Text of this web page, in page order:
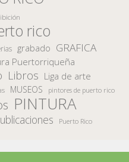
rico
grabado GRAFICA
Puertorriqueña
Libros Liga de arte
MUSEOS pintores de puerto rico
PINTURA
Puerto Rico